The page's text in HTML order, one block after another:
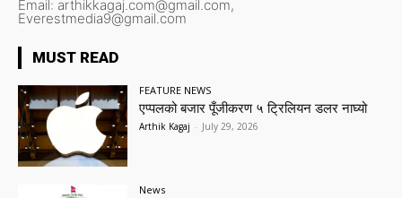
Email: arthikkagaj.com@gmail.com,
Everestmedia9@gmail.com
MUST READ
FEATURE NEWS
एप्पलको बजार पूँजीकरण ५ ट्रिलियन डलर नाघ्यो
Arthik Kagaj - July 29, 2026
News